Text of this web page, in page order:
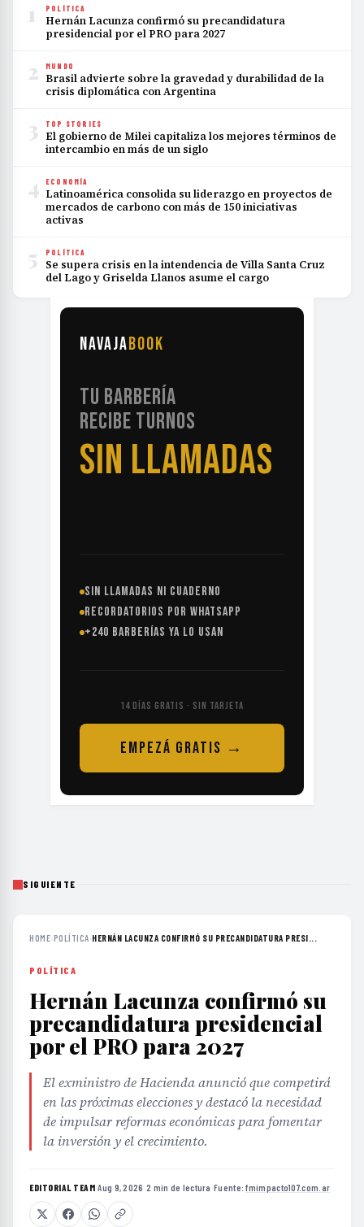
1 POLÍTICA
Hernán Lacunza confirmó su precandidatura
presidencial por el PRO para 2027
2 MUNDO
Brasil advierte sobre la gravedad y durabilidad de la
crisis diplomática con Argentina
3 TOP STORIES
El gobierno de Milei capitaliza los mejores términos de
intercambio en más de un siglo
4 ECONOMÍA
Latinoamérica consolida su liderazgo en proyectos de
mercados de carbono con más de 150 iniciativas
activas
5 POLÍTICA
Se supera crisis en la intendencia de Villa Santa Cruz
del Lago y Griselda Llanos asume el cargo
NAVAJABOOK
TU BARBERÍA
RECIBE TURNOS
SIN LLAMADAS
SIN LLAMADAS NI CUADERNO
RECORDATORIOS POR WHATSAPP
+240 BARBERÍAS YA LO USAN
14 DÍAS GRATIS · SIN TARJETA
EMPEZÁ GRATIS →
SIGUIENTE
HOME›POLÍTICA›HERNÁN LACUNZA CONFIRMÓ SU PRECANDIDATURA PRESI...
POLÍTICA
Hernán Lacunza confirmó su
precandidatura presidencial
por el PRO para 2027
El exministro de Hacienda anunció que competirá
en las próximas elecciones y destacó la necesidad
de impulsar reformas económicas para fomentar
la inversión y el crecimiento.
EDITORIAL TEAM·Aug 9, 2026 ·2 min de lectura ·Fuente:fmimpacto107.com.ar